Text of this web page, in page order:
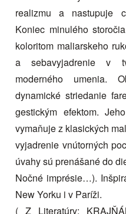
realizmu a nastupuje
Koniec minulého
koloritom maliarskeho
a sebavyjadrenie v
moderného umenia.
dynamické striedanie
gestickým efektom.
vymaňuje z klasických
vyjadrenie vnútorných
úvahy sú prenášané do
Nočné imprésie…).
New Yorku i v Paríži.
( Z Literatúry: